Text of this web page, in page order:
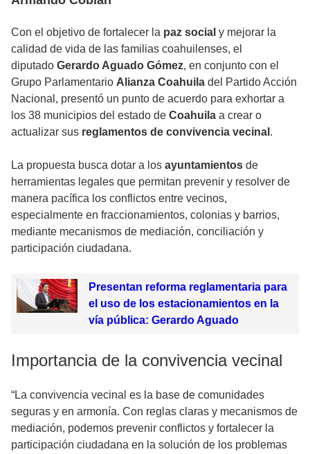
Con el objetivo de fortalecer la paz social y mejorar la
calidad de vida de las familias coahuilenses, el
diputado Gerardo Aguado Gómez, en conjunto con el
Grupo Parlamentario Alianza Coahuila del Partido Acción
Nacional, presentó un punto de acuerdo para exhortar a
los 38 municipios del estado de Coahuila a crear o
actualizar sus reglamentos de convivencia vecinal .
La propuesta busca dotar a los ayuntamientos de
herramientas legales que permitan prevenir y resolver de
manera pacífica los conflictos entre vecinos,
especialmente en fraccionamientos, colonias y barrios,
mediante mecanismos de mediación, conciliación y
participación ciudadana.
Presentan reforma reglamentaria para
el uso de los estacionamientos en la
vía pública: Gerardo Aguado
Importancia de la convivencia vecinal
“La convivencia vecinal es la base de comunidades
seguras y en armonía. Con reglas claras y mecanismos de
mediación, podemos prevenir conflictos y fortalecer la
participación ciudadana en la solución de los problemas